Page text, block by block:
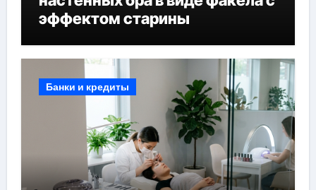
эффектом старины
Банки и кредиты